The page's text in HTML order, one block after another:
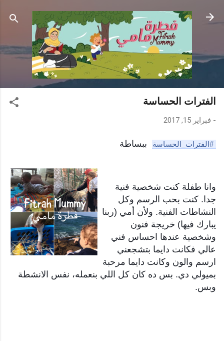
التخطي إلى المحتوى الرئيسي
الفترات الحساسة
- فبراير 15, 2017
#الفترات_الحساسة ببساطة
وانا طفلة كنت شخصية فنية
جدا. كنت بحب الرسم وكل
النشاطات الفنية. ولأن أمي (ربنا
يبارك فيها) خريجة فنون
وشخصية عندها احساس فني
عالي فكانت دايما بتشجعني
ارسم والون وكانت دايما مرحبة
بميولي دي. بس ده كان كل اللي بنعمله، نفس الانشطة
وبس.